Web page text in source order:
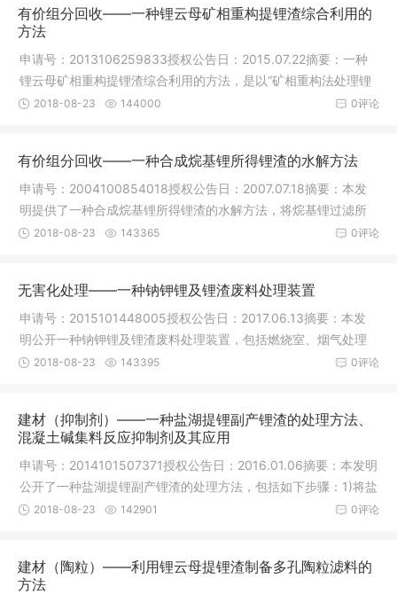
有价组分回收——一种锂云母矿相重构提锂渣综合利用的
方法
申请号：2013106259833授权公告日：2015.07.22摘要：一种
锂云母矿相重构提锂渣综合利用的方法，是以“矿相重构法处理锂
云母提取
0评论
2018-08-23 144000
有价组分回收——一种合成烷基锂所得锂渣的水解方法
申请号：2004100854018授权公告日：2007.07.18摘要：本发
明提供了一种合成烷基锂所得锂渣的水解方法，将烷基锂过滤所
得的锂渣收
0评论
2018-08-23 143365
无害化处理——一种钠钾锂及锂渣废料处理装置
申请号：2015101448005授权公告日：2017.06.13摘要：本发
明公开一种钠钾锂及锂渣废料处理装置，包括燃烧室、烟气处理
装置和烟气
0评论
2018-08-23 143395
建材（抑制剂）——一种盐湖提锂副产锂渣的处理方法、
混凝土碱集料反应抑制剂及其应用
申请号：2014101507371授权公告日：2016.01.06摘要：本发明
公开了一种盐湖提锂副产锂渣的处理方法，包括如下步骤：1)将盐
湖提锂
0评论
2018-08-23 142901
建材（陶粒）——利用锂云母提锂渣制备多孔陶粒滤料的
方法